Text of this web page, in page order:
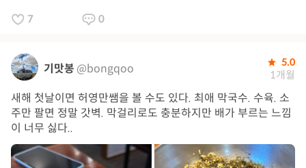
7 0
기맛봉 @bongqoo 5.0
1개월
새해 첫날이면 허영만쌤을 볼 수도 있다. 최애 막국수. 수육. 소
주만 팔면 정말 갓벽. 막걸리로도 충분하지만 배가 부르는 느낌
이 너무 싫다..